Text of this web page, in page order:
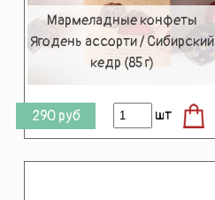
Мармеладные конфеты
Ягодень ассорти / Сибирский
кедр (85 г)
290 руб шт